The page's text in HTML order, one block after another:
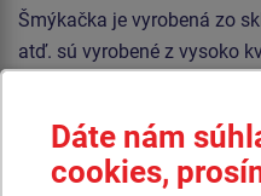
Šmýkačka je vyrobená zo
atď. sú vyrobené z vysoko
UV žiareniu a hlavne
nehrozí tak žiadne
Dáte nám
cookies,